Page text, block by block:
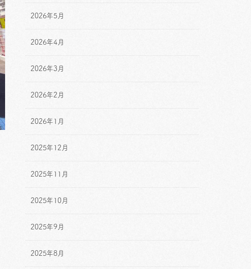
2026年5月
2026年4月
2026年3月
2026年2月
2026年1月
2025年12月
2025年11月
2025年10月
2025年9月
2025年8月